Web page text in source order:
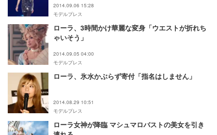
2014.09.06 15:28
モデルプレス
ローラ、3時間かけ華麗な変身「ウエストが折れち
ゃいそう」
2014.09.05 04:00
モデルプレス
ローラ、氷水かぶらず寄付「指名はしません」
2014.08.29 10:51
モデルプレス
ローラ女神が降臨 マシュマロバストの美女を引き